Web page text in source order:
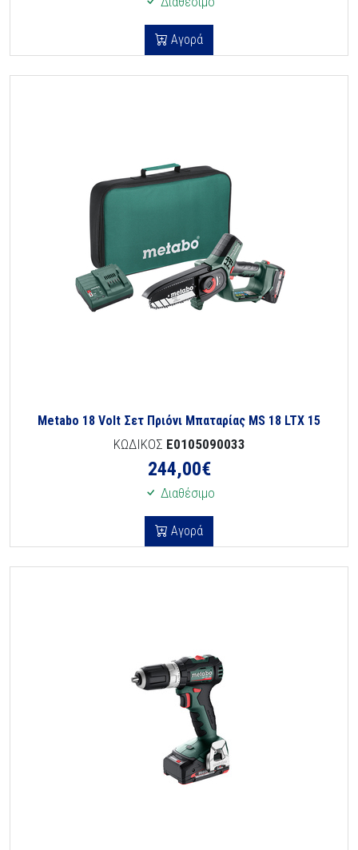
Αγορά
Metabo 18 Volt Σετ Πριόνι Μπαταρίας MS 18 LTX 15
ΚΩΔΙΚΟΣ E0105090033
244,00€
Διαθέσιμο
Αγορά